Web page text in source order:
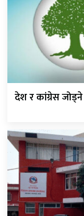
देश र कांग्रेस